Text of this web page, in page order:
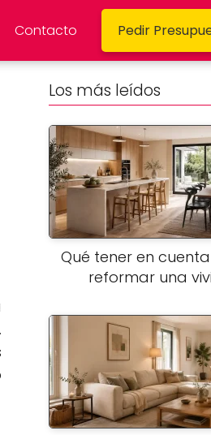
Contacto Pedir
Los más leídos
Qué tener en
reformar una